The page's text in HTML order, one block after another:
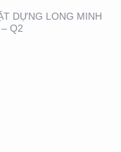
DỰNG LONG MINH
Q2